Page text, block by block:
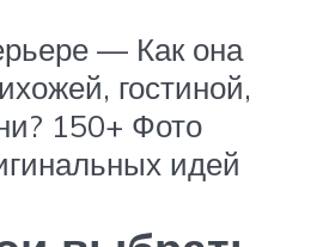
— Как она
гостиной,
150+ Фото
идей